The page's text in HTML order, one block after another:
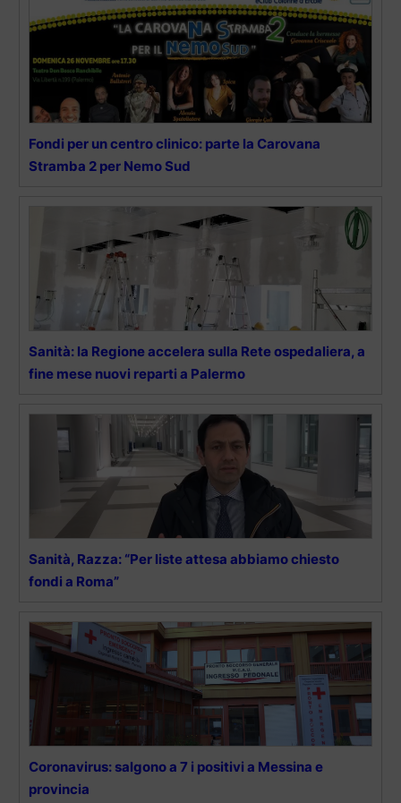
Fondi per un centro clinico: parte la Carovana
Stramba 2 per Nemo Sud
Sanità: la Regione accelera sulla Rete ospedaliera, a
fine mese nuovi reparti a Palermo
Sanità, Razza: “Per liste attesa abbiamo chiesto
fondi a Roma”
Coronavirus: salgono a 7 i positivi a Messina e
provincia